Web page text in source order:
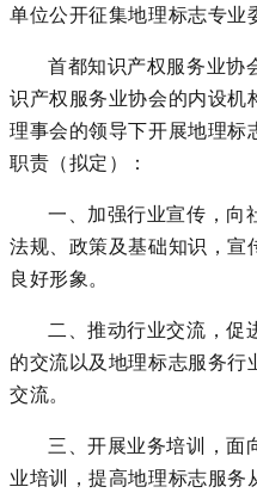
单位公开征集地理标志专业
首都知识产权服务业协
识产权服务业协会的内设机
理事会的领导下开展地理标
职责（拟定）：
一、加强行业宣传，向
法规、政策及基础知识，宣
良好形象。
二、推动行业交流，促
的交流以及地理标志服务行
交流。
三、开展业务培训，面
业培训，提高地理标志服务